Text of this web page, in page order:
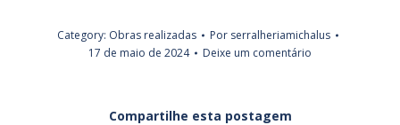
Category: Obras realizadas Por serralheriamichalus
17 de maio de 2024
Deixe um comentário
Compartilhe esta postagem